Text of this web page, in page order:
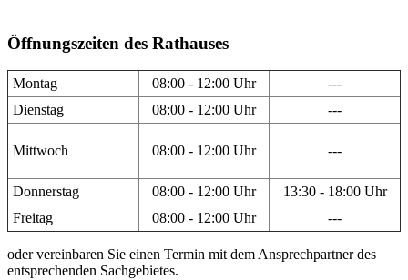
Öffnungszeiten des Rathauses
Montag 08:00 - 12:00 Uhr
---
Dienstag
08:00 - 12:00 Uhr ---
Mittwoch 08:00 - 12:00 Uhr ---
Donnerstag 08:00 - 12:00 Uhr
13:30 - 18:00 Uhr
Freitag
08:00 - 12:00 Uhr ---
oder vereinbaren Sie einen Termin mit dem Ansprechpartner des
entsprechenden Sachgebietes.